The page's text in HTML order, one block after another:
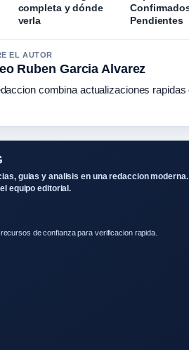
completa y dónde
verla
Pendientes
EL AUTOR
Ruben Garcia Alvarez
combina actualizaciones
guias y analisis en una redaccion moderna.
equipo editorial.
de confianza para verificacion rapida.